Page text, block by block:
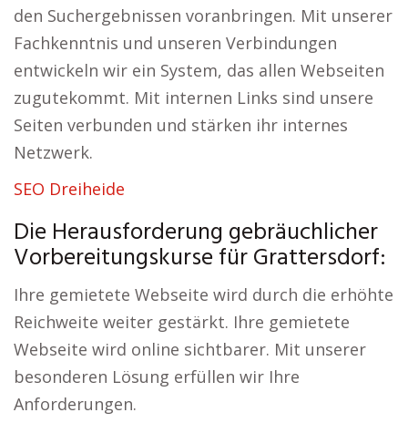
den Suchergebnissen voranbringen. Mit unserer
Fachkenntnis und unseren Verbindungen
entwickeln wir ein System, das allen Webseiten
zugutekommt. Mit internen Links sind unsere
Seiten verbunden und stärken ihr internes
Netzwerk.
SEO Dreiheide
Die Herausforderung gebräuchlicher
Vorbereitungskurse für Grattersdorf:
Ihre gemietete Webseite wird durch die erhöhte
Reichweite weiter gestärkt. Ihre gemietete
Webseite wird online sichtbarer. Mit unserer
besonderen Lösung erfüllen wir Ihre
Anforderungen.